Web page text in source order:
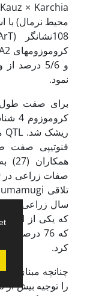
و 5/6
نمود.
فنوتیپی صفت
که 76 درصد
کرد.